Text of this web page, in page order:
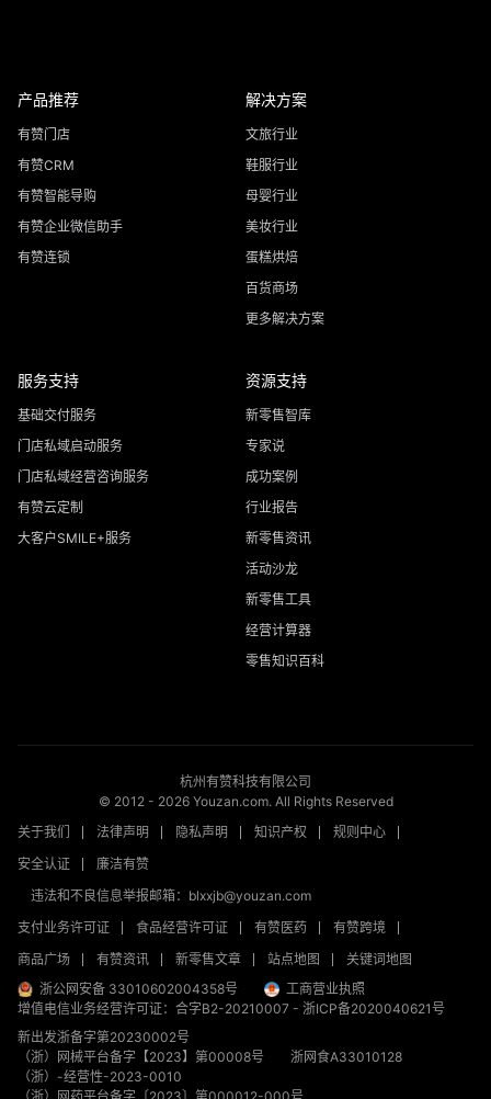
产品推荐
有赞门店
有赞CRM
有赞智能导购
有赞企业微信助手
有赞连锁
解决方案
文旅行业
鞋服行业
母婴行业
美妆行业
蛋糕烘焙
百货商场
更多解决方案
服务支持
基础交付服务
门店私域启动服务
门店私域经营咨询服务
有赞云定制
大客户SMILE+服务
资源支持
新零售智库
专家说
成功案例
行业报告
新零售资讯
活动沙龙
新零售工具
经营计算器
零售知识百科
杭州有赞科技有限公司
© 2012 - 2026Youzan.com. All Rights Reserved
关于我们
法律声明 隐私声明 知识产权
规则中心
安全认证
廉洁有赞
违法和不良信息举报邮箱：blxxjb@youzan.com
支付业务许可证
食品经营许可证 有赞医药
有赞跨境
商品广场
有赞资讯 新零售文章 站点地图
关键词地图
浙公网安备 33010602004358号
工商营业执照
增值电信业务经营许可证：合字B2-20210007 - 浙ICP备2020040621号
新出发浙备字第20230002号
（浙）网械平台备字【2023】第00008号
浙网食A33010128
（浙）-经营性-2023-0010